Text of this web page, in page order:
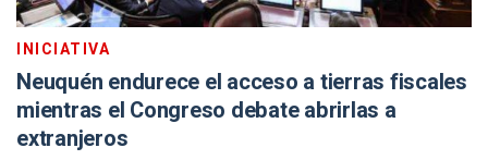
INICIATIVA
Neuquén endurece el acceso a tierras fiscales
mientras el Congreso debate abrirlas a
extranjeros